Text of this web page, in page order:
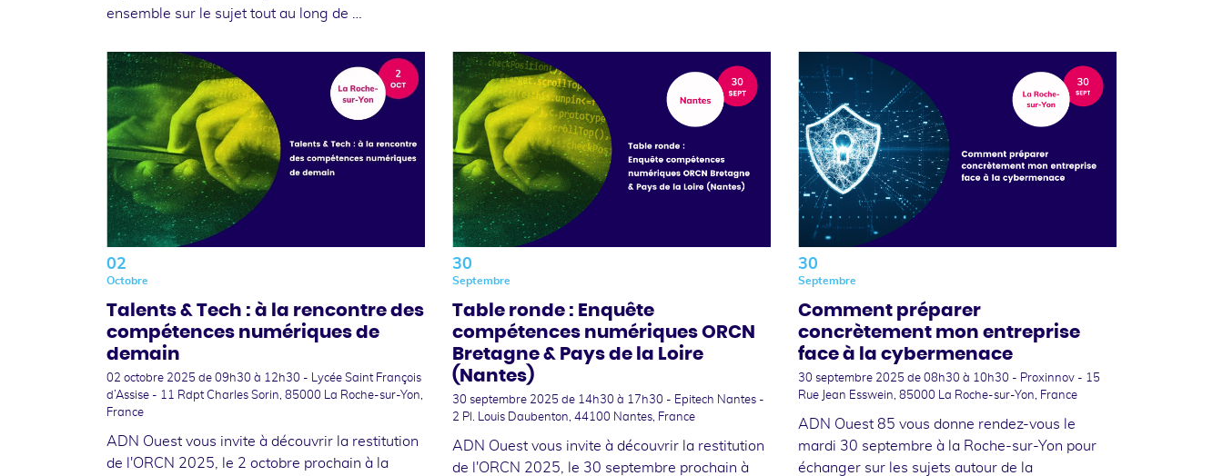
ensemble sur le sujet tout au long de …
02
Octobre
Talents & Tech : à la rencontre des
compétences numériques de
demain
02 octobre 2025 de 09h30 à 12h30 - Lycée Saint François
d’Assise - 11 Rdpt Charles Sorin, 85000 La Roche-sur-Yon,
France
ADN Ouest vous invite à découvrir la restitution
de l'ORCN 2025, le 2 octobre prochain à la
30
Septembre
Table ronde : Enquête
compétences numériques ORCN
Bretagne & Pays de la Loire
(Nantes)
30 septembre 2025 de 14h30 à 17h30 - Epitech Nantes -
2 Pl. Louis Daubenton, 44100 Nantes, France
ADN Ouest vous invite à découvrir la restitution
de l'ORCN 2025, le 30 septembre prochain à
30
Septembre
Comment préparer
concrètement mon entreprise
face à la cybermenace
30 septembre 2025 de 08h30 à 10h30 - Proxinnov - 15
Rue Jean Esswein, 85000 La Roche-sur-Yon, France
ADN Ouest 85 vous donne rendez-vous le
mardi 30 septembre à la Roche-sur-Yon pour
échanger sur les sujets autour de la